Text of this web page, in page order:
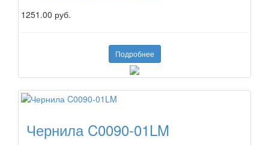
1251.00 руб.
Подробнее
Чернила C0090-01LM